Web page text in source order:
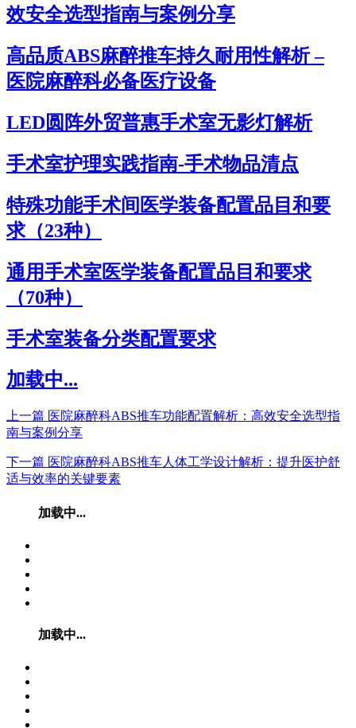
效安全选型指南与案例分享
高品质ABS麻醉推车持久耐用性解析 –
医院麻醉科必备医疗设备
LED圆阵外贸普惠手术室无影灯解析
手术室护理实践指南-手术物品清点
特殊功能手术间医学装备配置品目和要
求（23种）
通用手术室医学装备配置品目和要求
（70种）
手术室装备分类配置要求
加载中...
上一篇 医院麻醉科ABS推车功能配置解析：高效安全选型指
南与案例分享
下一篇 医院麻醉科ABS推车人体工学设计解析：提升医护舒
适与效率的关键要素
加载中...
加载中...